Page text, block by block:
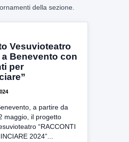
della sezione.
Vesuvioteatro
Benevento con
per
a partire da
maggio, il progetto
“RACCONTI
2024”...